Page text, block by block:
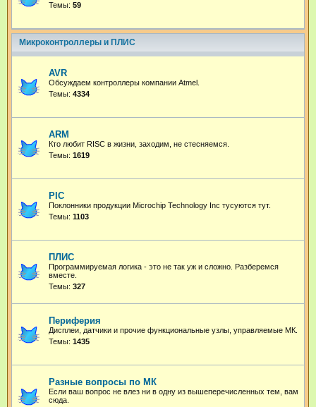
Темы: 59
Микроконтроллеры и ПЛИС
AVR
Обсуждаем контроллеры компании Atmel.
Темы: 4334
ARM
Кто любит RISC в жизни, заходим, не стесняемся.
Темы: 1619
PIC
Поклонники продукции Microchip Technology Inc тусуются тут.
Темы: 1103
ПЛИС
Программируемая логика - это не так уж и сложно. Разберемся
вместе.
Темы: 327
Периферия
Дисплеи, датчики и прочие функциональные узлы, управляемые МК.
Темы: 1435
Разные вопросы по МК
Если ваш вопрос не влез ни в одну из вышеперечисленных тем, вам
сюда.